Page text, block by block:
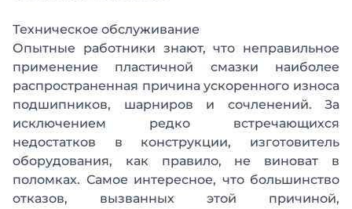
Техническое обслуживание
Опытные работники знают, что неправильное
применение пластичной смазки наиболее
распространенная причина ускоренного износа
подшипников, шарниров и сочленений. За
исключением редко встречающихся
недостатков в конструкции, изготовитель
оборудования, как правило, не виноват в
поломках. Самое интересное, что большинство
отказов, вызванных этой причиной,